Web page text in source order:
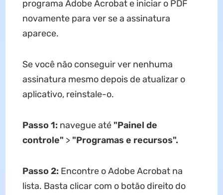
programa Adobe Acrobat e iniciar o PDF
novamente para ver se a assinatura
aparece.
Se você não conseguir ver nenhuma
assinatura mesmo depois de atualizar o
aplicativo, reinstale-o.
Passo 1: navegue até "Painel de
controle" > "Programas e recursos".
Passo 2: Encontre o Adobe Acrobat na
lista. Basta clicar com o botão direito do